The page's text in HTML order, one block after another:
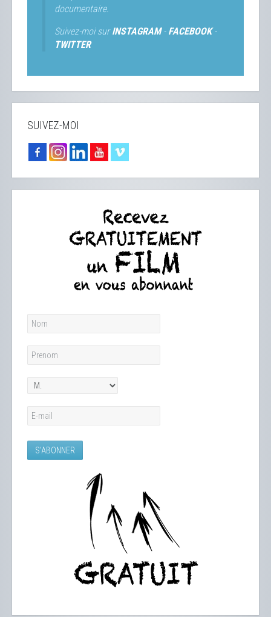
documentaire.
Suivez-moi surINSTAGRAM- FACEBOOK-
TWITTER
SUIVEZ-MOI